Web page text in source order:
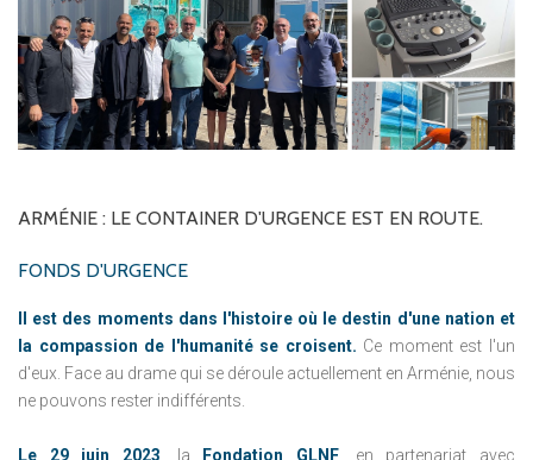
ARMÉNIE : LE CONTAINER D'URGENCE EST EN ROUTE.
FONDS D'URGENCE
Il est des moments dans l'histoire où le destin d'une nation et
la compassion de l'humanité se croisent. Ce moment est l'un
d'eux. Face au drame qui se déroule actuellement en Arménie, nous
ne pouvons rester indifférents.
Le 29 juin 2023 , la Fondation GLNF , en partenariat avec